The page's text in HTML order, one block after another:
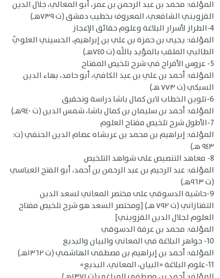
المؤلف: محمد بن عبد الرحمن بن عمر، أبو المعالي، جلال الدين
القزويني الشافعي، المعروف بخطيب دمشق (ت ٧٣٩هـ)
4-الطراز لأسرار البلاغة وعلوم حقائق الإعجاز
المؤلف: يحيى بن حمزة بن علي بن إبراهيم، الحسيني العلويّ
الطالبي الملقب بالمؤيد باللَّه (ت ٧٤٥هـ)
5- عروس الأفراح في شرح تلخيص المفتاح
المؤلف: أحمد بن علي بن عبد الكافي، أبو حامد، بهاء الدين
السبكي (ت ٧٧٣ هـ)
6-تلوين الخطاب لابن كمال باشا دراسة وتحقيق
المؤلف: أحمد بن سليمان بن كمال باشا، شمس الدين (ت ٩٤٠هـ)
7-الأطول شرح تلخيص مفتاح العلوم
المؤلف: إبراهيم بن محمد بن عربشاه عصام الدين الحنفي (ت:
٩٤٣ هـ)
8- معاهد التنصيص على شواهد التلخيص
المؤلف: عبد الرحيم بن عبد الرحمن بن أحمد، أبو الفتح العباسي
(ت ٩٦٣هـ)
9-حاشية الدسوقي على مختصر المعاني لسعد الدين
التفتازاني (ت ٧٩٢ هـ) [ومختصر السعد هو شرح تلخيص مفتاح
العلوم لجلال الدين القزويني]
المؤلف: محمد بن عرفة الدسوقي
10- جواهر البلاغة في المعاني والبيان والبديع
المؤلف: أحمد بن إبراهيم بن مصطفى الهاشمي (ت ١٣٦٢هـ)
11-علوم البلاغة «البيان، المعاني، البديع»